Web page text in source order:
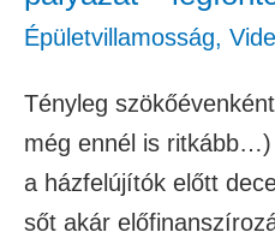
Épületvillamosság,
Tényleg
még ennél is
a házfelújítók előtt
sőt akár